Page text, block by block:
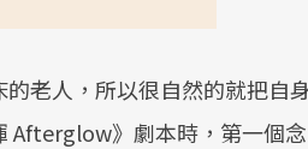
老人，所以很自然的就把自
Afterglow》劇本時，第一個念